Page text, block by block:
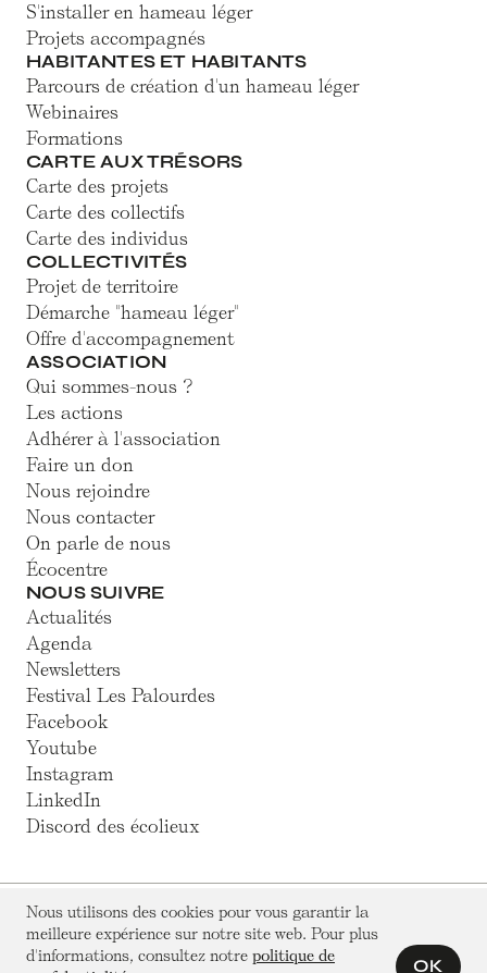
S'installer en hameau léger
Projets accompagnés
HABITANTES ET HABITANTS
Parcours de création d'un hameau léger
Webinaires
Formations
CARTE AUX TRÉSORS
Carte des projets
Carte des collectifs
Carte des individus
COLLECTIVITÉS
Projet de territoire
Démarche "hameau léger"
Offre d'accompagnement
ASSOCIATION
Qui sommes-nous ?
Les actions
Adhérer à l'association
Faire un don
Nous rejoindre
Nous contacter
On parle de nous
Écocentre
NOUS SUIVRE
Actualités
Agenda
Newsletters
Festival Les Palourdes
Facebook
Youtube
Instagram
LinkedIn
Discord des écolieux
© Hameaux Légers 2025
Association loi 1901 à but non lucratifMentions légales
Politique de confidentialité
Nous utilisons des cookies pour vous garantir la
meilleure expérience sur notre site web. Pour plus
d'informations, consultez notre politique de
OK